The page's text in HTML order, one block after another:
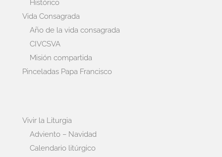
Histórico
Vida Consagrada
Año de la vida consagrada
CIVCSVA
Misión compartida
Pinceladas Papa Francisco
Vivir la Liturgia
Adviento – Navidad
Calendario litúrgico